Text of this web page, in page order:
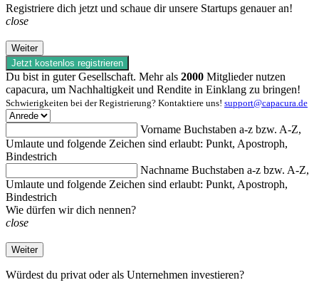
Registriere dich jetzt und schaue dir unsere Startups genauer an!
close
Weiter
Jetzt kostenlos registrieren
Du bist in guter Gesellschaft. Mehr als 2000 Mitglieder nutzen
capacura, um Nachhaltigkeit und Rendite in Einklang zu bringen!
Schwierigkeiten bei der Registrierung? Kontaktiere uns! support@capacura.de
Vorname Buchstaben a-z bzw. A-Z,
Umlaute und folgende Zeichen sind erlaubt: Punkt, Apostroph,
Bindestrich
Nachname Buchstaben a-z bzw. A-Z,
Umlaute und folgende Zeichen sind erlaubt: Punkt, Apostroph,
Bindestrich
Wie dürfen wir dich nennen?
close
Weiter
Würdest du privat oder als Unternehmen investieren?